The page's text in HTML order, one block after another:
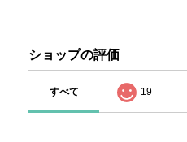
ショップの評価
すべて 19